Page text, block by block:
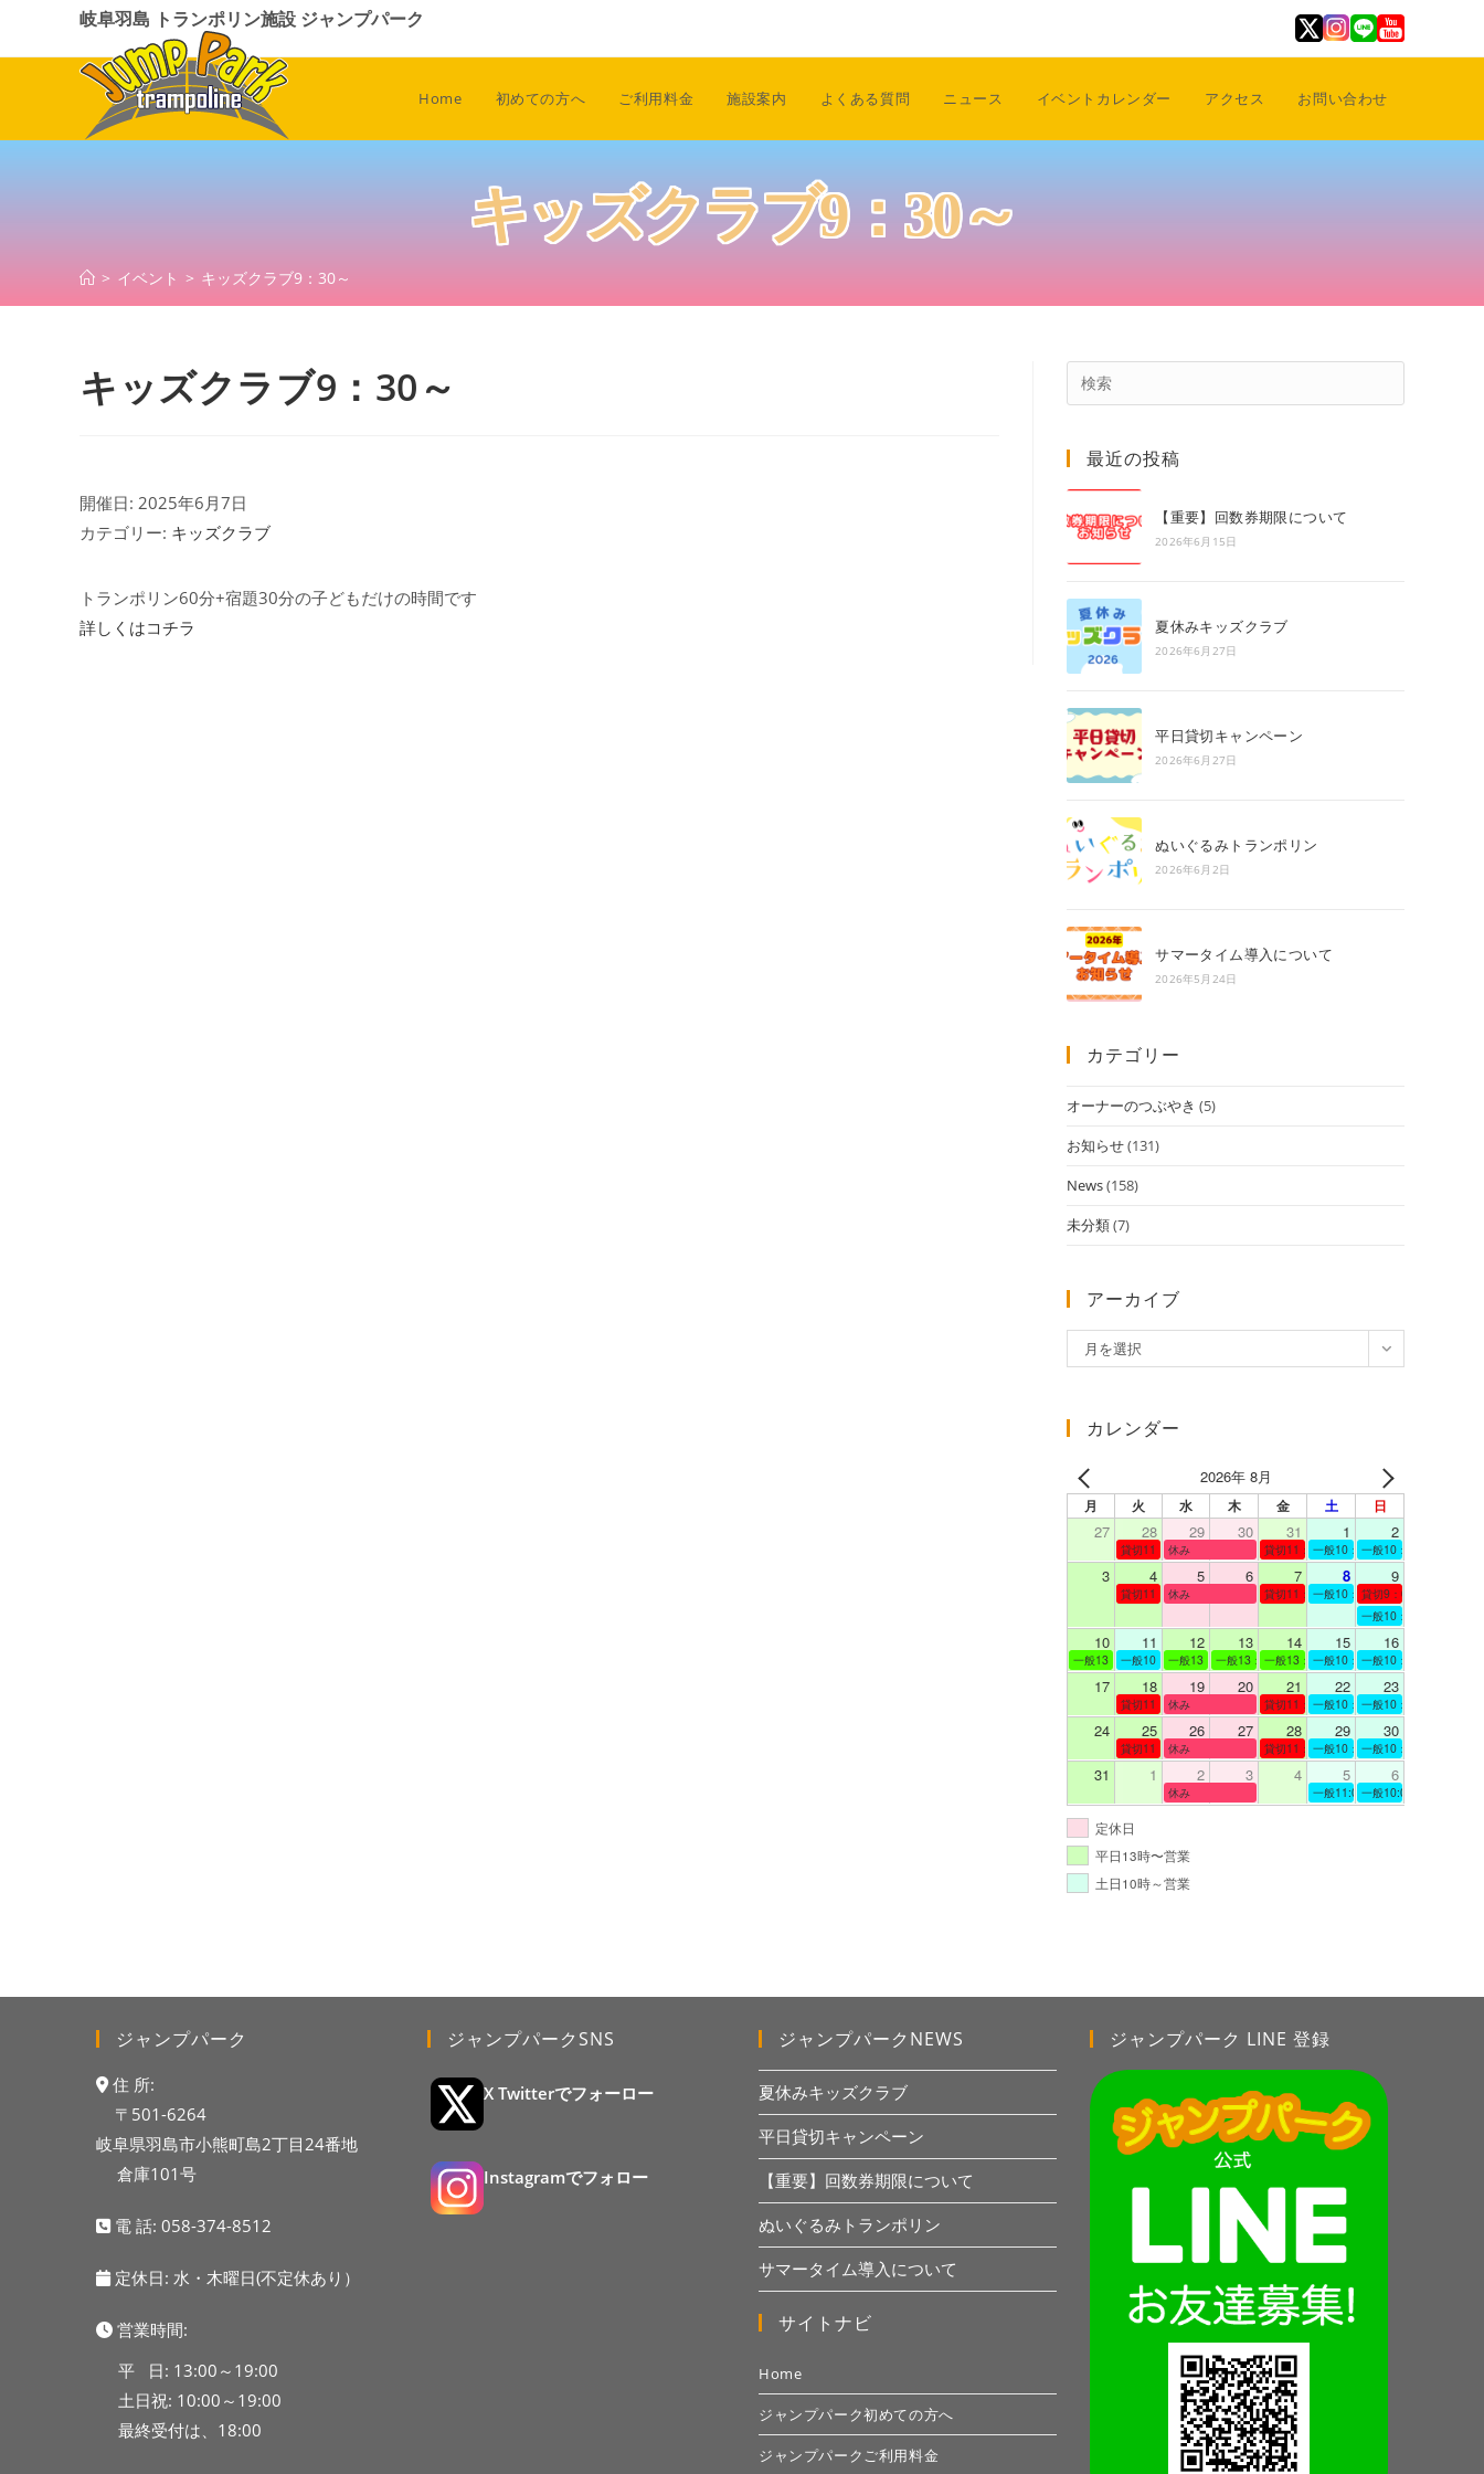
岐阜羽島 トランポリン施設 ジャンプパーク
Home 初めての方へ ご利用料金 施設案内 よくある質問 ニュース イベントカレンダー アクセス お問い合わせ
キッズクラブ9：30～
> イベント > キッズクラブ9：30～
キッズクラブ9：30～
開催日: 2025年6月7日
カテゴリー: キッズクラブ
トランポリン60分+宿題30分の子どもだけの時間です
詳しくはコチラ
Escape
最近の投稿
【重要】回数券期限について
2026年6月15日
夏休みキッズクラブ
2026年6月27日
平日貸切キャンペーン
2026年6月27日
ぬいぐるみトランポリン
2026年6月2日
サマータイム導入について
2026年5月24日
カテゴリー
オーナーのつぶやき (5)
お知らせ(131)
News(158)
未分類(7)
アーカイブ
ー
イ
月を選択
カレンダー
2026年 8月
月 火 水 木 金 土 日
27 28 29 30 31 1 2
貸切11：00～12：00
休み 貸切11：00～12：00
一般10：00～19：00一般10：00～19：00
3 4 5 6 7 8 9
貸切11：00～12：00
休み 貸切11：00～12：00
一般10：00～19：00
貸切9：00～10：00
一般10：00～19：00
10 11 12 13 14 15 16
一般13：00～19：00
一般10：00～19：00
一般13：00～19：00
一般13：00～19：00
一般13：00～19：00
一般10：00～19：00一般10：00～19：00
17 18 19 20 21 22 23
貸切11：00～12：00
休み 貸切11：00～13：00
一般10：00～19：00一般10：00～19：00
24 25 26 27 28 29 30
貸切11：00～12：00
休み 貸切11：00～12：00
一般10：00～19：00一般10：00～19：00
31 1 2 3 4 5 6
休み 一般11:00～19:00一般10:00～19:00
定休日
平日13時〜営業
土日10時～営業
ジャンプパーク
住 所:
〒501-6264
岐阜県羽島市小熊町島2丁目24番地
倉庫101号
電 話: 058-374-8512
定休日: 水・木曜日(不定休あり）
営業時間:
平 日: 13:00～19:00
土日祝: 10:00～19:00
最終受付は、18:00
ジャンプパークSNS
X Twitterでフォーロー
Instagramでフォロー
ジャンプパークNEWS
夏休みキッズクラブ
平日貸切キャンペーン
【重要】回数券期限について
ぬいぐるみトランポリン
サマータイム導入について
サイトナビ
Home
ジャンプパーク初めての方へ
ジャンプパークご利用料金
ジャンプパーク LINE 登録